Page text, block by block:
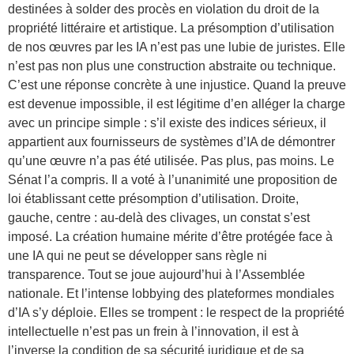
destinées à solder des procès en violation du droit de la
propriété littéraire et artistique. La présomption d’utilisation
de nos œuvres par les IA n’est pas une lubie de juristes. Elle
n’est pas non plus une construction abstraite ou technique.
C’est une réponse concrète à une injustice. Quand la preuve
est devenue impossible, il est légitime d’en alléger la charge
avec un principe simple : s’il existe des indices sérieux, il
appartient aux fournisseurs de systèmes d’IA de démontrer
qu’une œuvre n’a pas été utilisée. Pas plus, pas moins. Le
Sénat l’a compris. Il a voté à l’unanimité une proposition de
loi établissant cette présomption d’utilisation. Droite,
gauche, centre : au-delà des clivages, un constat s’est
imposé. La création humaine mérite d’être protégée face à
une IA qui ne peut se développer sans règle ni
transparence. Tout se joue aujourd’hui à l’Assemblée
nationale. Et l’intense lobbying des plateformes mondiales
d’IA s’y déploie. Elles se trompent : le respect de la propriété
intellectuelle n’est pas un frein à l’innovation, il est à
l’inverse la condition de sa sécurité juridique et de sa